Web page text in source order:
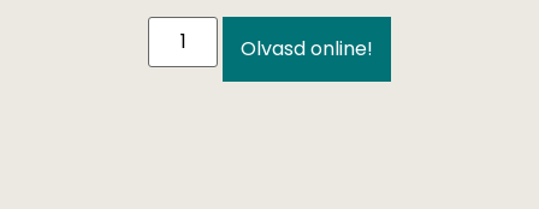
Olvasd online!